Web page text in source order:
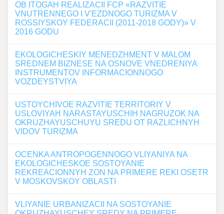
OB ITOGAH REALIZACII FCP «RAZVITIE
VNUTRENNEGO I V'EZDNOGO TURIZMA V
ROSSIYSKOY FEDERACII (2011-2018 GODY)» V
2016 GODU
EKOLOGICHESKIY MENEDZHMENT V MALOM
SREDNEM BIZNESE NA OSNOVE VNEDRENIYA
INSTRUMENTOV INFORMACIONNOGO
VOZDEYSTVIYA
USTOYCHIVOE RAZVITIE TERRITORIY V
USLOVIYAH NARASTAYUSCHIH NAGRUZOK NA
OKRUZHAYUSCHUYU SREDU OT RAZLICHNYH
VIDOV TURIZMA
OCENKA ANTROPOGENNOGO VLIYANIYA NA
EKOLOGICHESKOE SOSTOYANIE
REKREACIONNYH ZON NA PRIMERE REKI OSETR
V MOSKOVSKOY OBLASTI
VLIYANIE URBANIZACII NA SOSTOYANIE